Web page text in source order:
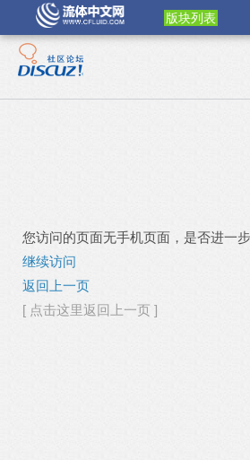
版块列表
您访问的页面无手机页面，是否进一
继续访问
返回上一页
[ 点击这里返回上一页 ]